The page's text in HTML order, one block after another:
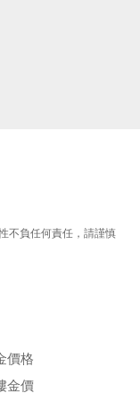
不負任何責任，請謹慎
價格
金價